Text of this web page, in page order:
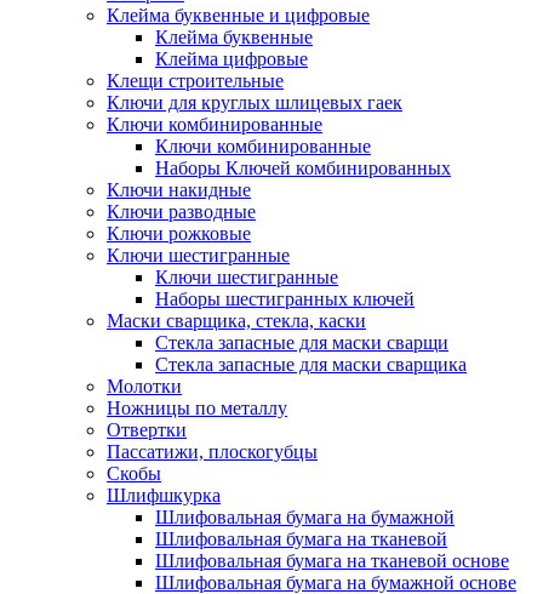
Клейма буквенные и цифровые
Клейма буквенные
Клейма цифровые
Клещи строительные
Ключи для круглых шлицевых гаек
Ключи комбинированные
Ключи комбинированные
Наборы Ключей комбинированных
Ключи накидные
Ключи разводные
Ключи рожковые
Ключи шестигранные
Ключи шестигранные
Наборы шестигранных ключей
Маски сварщика, стекла, каски
Стекла запасные для маски сварщи
Стекла запасные для маски сварщика
Молотки
Ножницы по металлу
Отвертки
Пассатижи, плоскогубцы
Скобы
Шлифшкурка
Шлифовальная бумага на бумажной
Шлифовальная бумага на тканевой
Шлифовальная бумага на тканевой основе
Шлифовальная бумага на бумажной основе